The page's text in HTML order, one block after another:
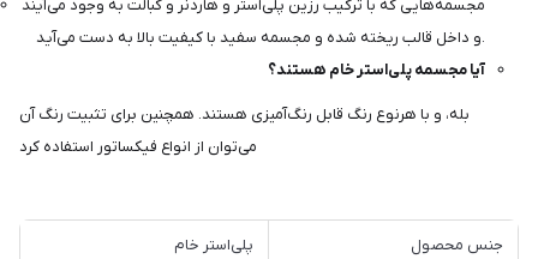
و داخل قالب ریخته شده و مجسمه سفید با کیفیت بالا به دست می‌آید.
آیا مجسمه پلی‌استر خام هستند؟
بله، و با هرنوع رنگ قابل رنگ‌آمیزی هستند. همچنین برای تثبیت رنگ آن
می‌توان از انواع فیکساتور استفاده کرد
جنس محصول پلی‌استر خام